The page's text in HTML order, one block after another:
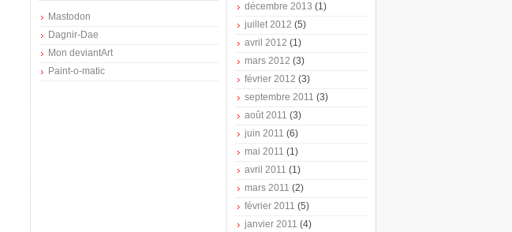
Mastodon
Dagnir-Dae
Mon deviantArt
Paint-o-matic
décembre 2013 (1)
juillet 2012 (5)
avril 2012 (1)
mars 2012 (3)
février 2012 (3)
septembre 2011 (3)
août 2011 (3)
juin 2011 (6)
mai 2011 (1)
avril 2011 (1)
mars 2011 (2)
février 2011 (5)
janvier 2011 (4)